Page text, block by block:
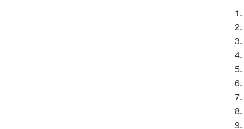
1.
2.
3.
4.
5.
6.
7.
8.
9.